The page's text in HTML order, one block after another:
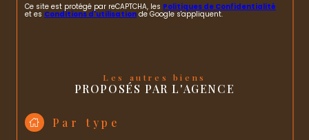
Ce site est protégé par reCAPTCHA, les Politiques de Confidentialité
et es Conditions d'utilisation de Google s'appliquent.
Les autres biens
PROPOSÉS PAR L'AGENCE
Par type